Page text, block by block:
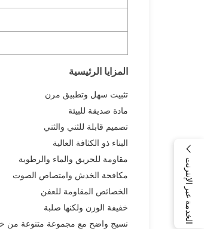
الخدمة عبر الإنترنت
المزايا الرئيسية
تثبيت سهل وتطبيق مرن
مادة صديقة للبيئة
تصميم قابلة للثني والثني
البناء ذو الكثافة العالية
مقاومة للحريق والماء والرطوبة
مكافحة الخدش وامتصاص الصوت
الخصائص المقاومة للعفن
خفيفة الوزن ولكنها صلبة
نسيج واضح مع مجموعة متنوعة من